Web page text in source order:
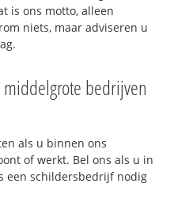
is ons motto, alleen
niets, maar adviseren u
bedrijven
als u binnen ons
of werkt. Bel ons als u in
een schildersbedrijf nodig